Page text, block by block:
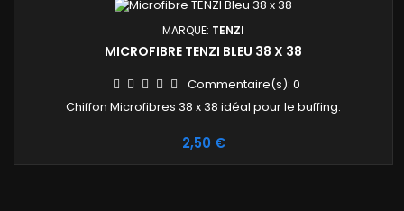
MARQUE: TENZI
MICROFIBRE TENZI BLEU 38 X 38
Commentaire(s): 0
Chiffon Microfibres 38 x 38 idéal pour le buffing.
Prix
2,50 €